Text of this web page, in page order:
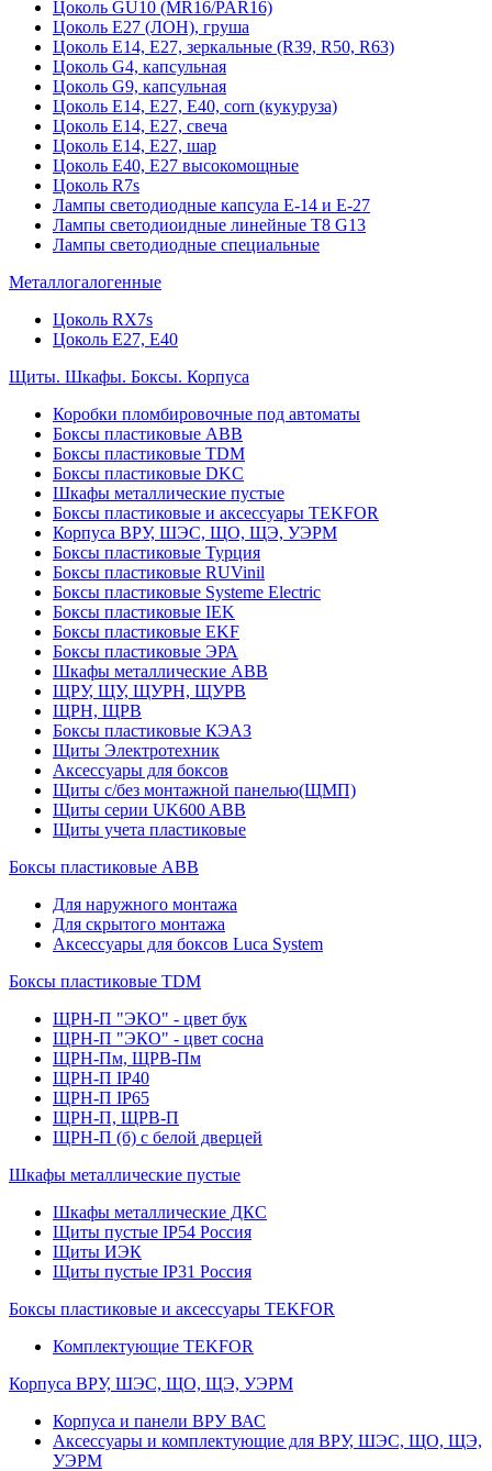
Цоколь GU10 (MR16/PAR16)
Цоколь Е27 (ЛОН), груша
Цоколь Е14, Е27, зеркальные (R39, R50, R63)
Цоколь G4, капсульная
Цоколь G9, капсульная
Цоколь Е14, Е27, Е40, corn (кукуруза)
Цоколь Е14, Е27, свеча
Цоколь Е14, Е27, шар
Цоколь Е40, Е27 высокомощные
Цоколь R7s
Лампы светодиодные капсула Е-14 и Е-27
Лампы светодиоидные линейные T8 G13
Лампы светодиодные специальные
Металлогалогенные
Цоколь RX7s
Цоколь Е27, E40
Щиты. Шкафы. Боксы. Корпуса
Коробки пломбировочные под автоматы
Боксы пластиковые ABB
Боксы пластиковые TDM
Боксы пластиковые DKC
Шкафы металлические пустые
Боксы пластиковые и аксессуары TEKFOR
Корпуса ВРУ, ШЭС, ЩО, ЩЭ, УЭРМ
Боксы пластиковые Турция
Боксы пластиковые RUVinil
Боксы пластиковые Systeme Electric
Боксы пластиковые IEK
Боксы пластиковые EKF
Боксы пластиковые ЭРА
Шкафы металлические ABB
ЩРУ, ЩУ, ЩУРН, ЩУРВ
ЩРН, ЩРВ
Боксы пластиковые КЭАЗ
Щиты Электротехник
Аксессуары для боксов
Щиты с/без монтажной панелью(ЩМП)
Щиты серии UK600 ABB
Щиты учета пластиковые
Боксы пластиковые ABB
Для наружного монтажа
Для скрытого монтажа
Аксессуары для боксов Luca System
Боксы пластиковые TDM
ЩРН-П "ЭКО" - цвет бук
ЩРН-П "ЭКО" - цвет сосна
ЩРН-Пм, ЩРВ-Пм
ЩРН-П IP40
ЩРН-П IP65
ЩРН-П, ЩРВ-П
ЩРН-П (б) с белой дверцей
Шкафы металлические пустые
Шкафы металлические ДКС
Щиты пустые IP54 Россия
Щиты ИЭК
Щиты пустые IP31 Россия
Боксы пластиковые и аксессуары TEKFOR
Комплектующие TEKFOR
Корпуса ВРУ, ШЭС, ЩО, ЩЭ, УЭРМ
Корпуса и панели ВРУ ВАС
Аксессуары и комплектующие для ВРУ, ШЭС, ЩО, ЩЭ,
УЭРМ